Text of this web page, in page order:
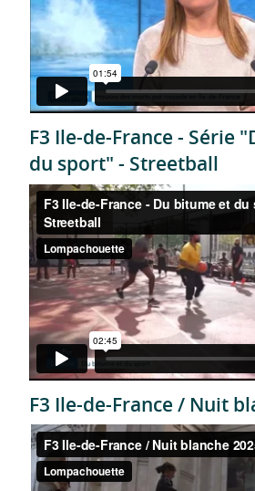
F3 Ile-de-France - Série
du sport" - Streetball
F3 Ile-de-France / Nuit